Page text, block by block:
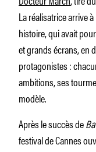
La réalisatrice arrive
histoire, qui avait
et grands écrans, en
protagonistes :
ambitions, ses
modèle.
Après le succès de
festival de Cannes